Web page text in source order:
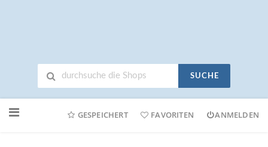
SUCHE
Online-
GESPEICHERT FAVORITEN ANMELDEN